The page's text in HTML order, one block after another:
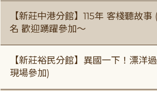
【新莊中港分館】115年 客棧聽故
名 歡迎踴躍參加～
【新莊裕民分館】異國一下！漂
現場參加)